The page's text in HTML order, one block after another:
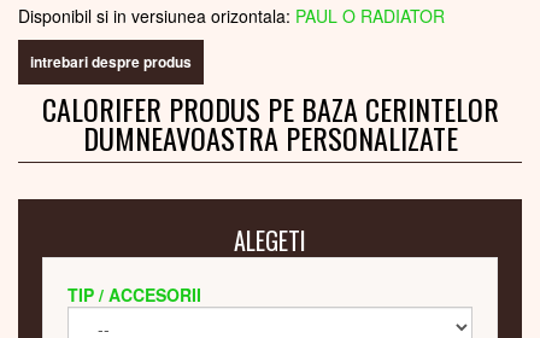
Disponibil si in versiunea orizontala: PAUL O RADIATOR
intrebari despre produs
CALORIFER PRODUS PE BAZA CERINTELOR
DUMNEAVOASTRA PERSONALIZATE
ALEGETI
TIP / ACCESORII